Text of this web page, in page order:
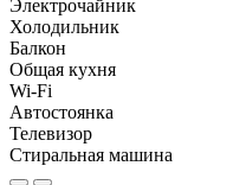
Электрочайник
Холодильник
Балкон
Общая кухня
Wi-Fi
Автостоянка
Телевизор
Стиральная машина